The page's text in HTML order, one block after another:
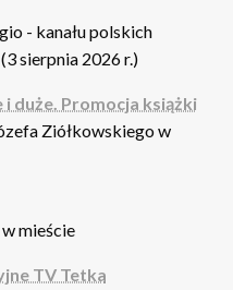
- kanału polskich
sierpnia 2026 r.)
i duże. Promocja książki
Ziółkowskiego w
mieście
TV Tetka